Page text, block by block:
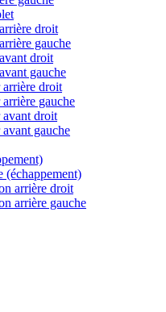
droit
gauche
droit
gauche
arrière droit
gauche
avant droit
gauche
(échappement)
arrière droit
arrière gauche